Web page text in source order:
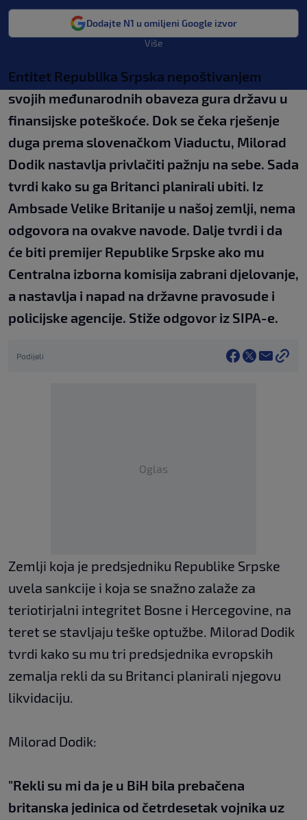
Dodajte N1 u omiljeni Google izvor
Više
Entitet Republika Srpska nepoštivanjem
svojih međunarodnih obaveza gura državu u
finansijske poteškoće. Dok se čeka rješenje
duga prema slovenačkom Viaductu, Milorad
Dodik nastavlja privlačiti pažnju na sebe. Sada
tvrdi kako su ga Britanci planirali ubiti. Iz
Ambsade Velike Britanije u našoj zemlji, nema
odgovora na ovakve navode. Dalje tvrdi i da
će biti premijer Republike Srpske ako mu
Centralna izborna komisija zabrani djelovanje,
a nastavlja i napad na državne pravosude i
policijske agencije. Stiže odgovor iz SIPA-e.
Podijeli
Oglas
Zemlji koja je predsjedniku Republike Srpske
uvela sankcije i koja se snažno zalaže za
teriotirjalni integritet Bosne i Hercegovine, na
teret se stavljaju teške optužbe. Milorad Dodik
tvrdi kako su mu tri predsjednika evropskih
zemalja rekli da su Britanci planirali njegovu
likvidaciju.
Milorad Dodik:
"Rekli su mi da je u BiH bila prebačena
britanska jedinica od četrdesetak vojnika uz